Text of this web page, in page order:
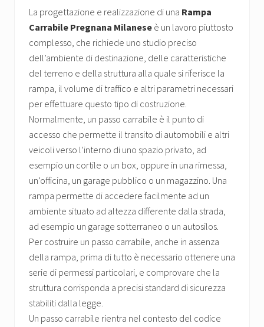
La progettazione e realizzazione di una Rampa
Carrabile Pregnana Milanese è un lavoro piuttosto
complesso, che richiede uno studio preciso
dell’ambiente di destinazione, delle caratteristiche
del terreno e della struttura alla quale si riferisce la
rampa, il volume di traffico e altri parametri necessari
per effettuare questo tipo di costruzione.
Normalmente, un passo carrabile è il punto di
accesso che permette il transito di automobili e altri
veicoli verso l’interno di uno spazio privato, ad
esempio un cortile o un box, oppure in una rimessa,
un’officina, un garage pubblico o un magazzino. Una
rampa permette di accedere facilmente ad un
ambiente situato ad altezza differente dalla strada,
ad esempio un garage sotterraneo o un autosilos.
Per costruire un passo carrabile, anche in assenza
della rampa, prima di tutto è necessario ottenere una
serie di permessi particolari, e comprovare che la
struttura corrisponda a precisi standard di sicurezza
stabiliti dalla legge.
Un passo carrabile rientra nel contesto del codice